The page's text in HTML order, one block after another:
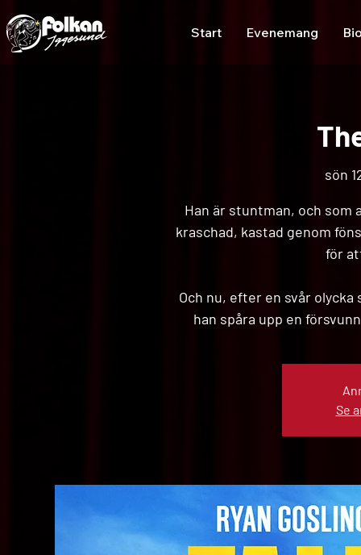
Start Evenemang
sön
Han är stuntman, och som
kraschad, kastad genom
för
Och nu, efter en svår
han spåra upp en
Se